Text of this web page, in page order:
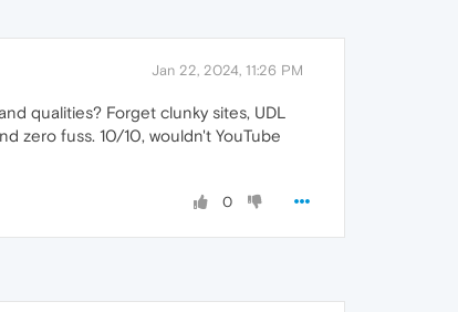
Jan 22, 2024, 11:26 PM
qualities? Forget clunky sites, UDL
zero fuss. 10/10, wouldn't YouTube
0